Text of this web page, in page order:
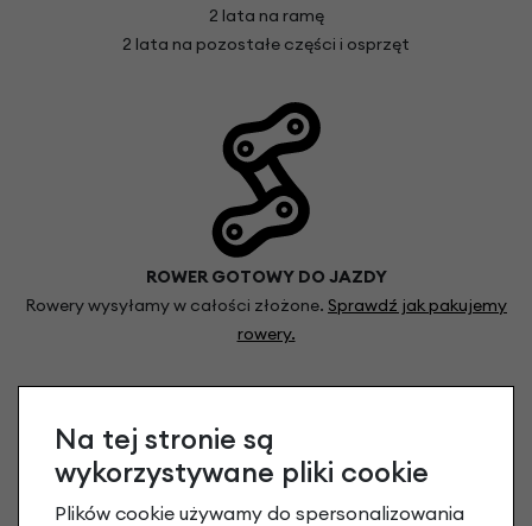
2 lata na ramę
2 lata na pozostałe części i osprzęt
ROWER GOTOWY DO JAZDY
Rowery wysyłamy w całości złożone. Sprawdź jak pakujemy
rowery.
Na tej stronie są
wykorzystywane pliki cookie
Plików cookie używamy do spersonalizowania